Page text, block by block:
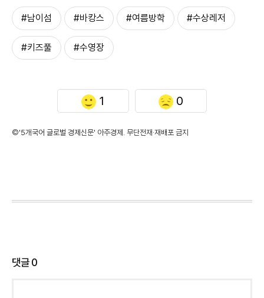
#남이섬 #바캉스 #여름방학 #수상레저
#키즈풀 #수영장
1 0
©'5개국어 글로벌 경제신문' 아주경제. 무단전재·재배포 금지
댓글0